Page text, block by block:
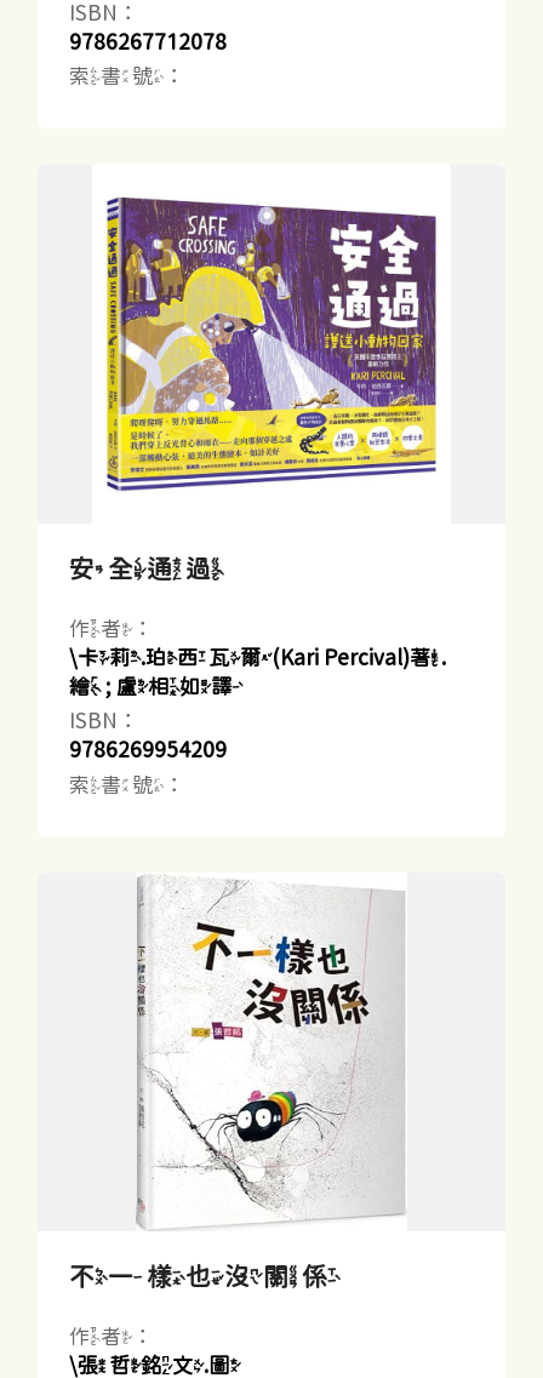
ISBN：
9786267712078
索書號：
安全通過
作者：
\卡莉.珀西瓦爾(Kari Percival)著.
繪 ; 盧相如譯
ISBN：
9786269954209
索書號：
不一樣也沒關係
作者：
\張哲銘文.圖